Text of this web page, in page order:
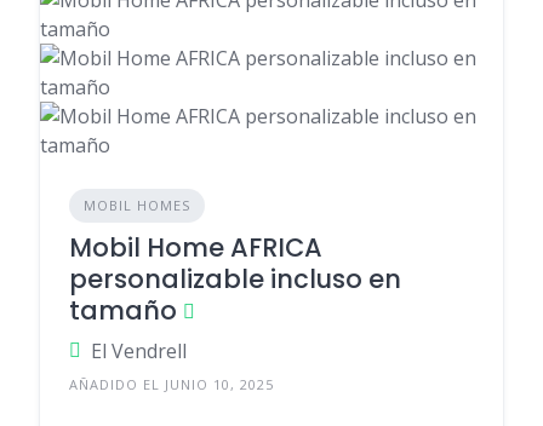
MOBIL HOMES
Mobil Home AFRICA
personalizable incluso en
tamaño
El Vendrell
AÑADIDO EL JUNIO 10, 2025